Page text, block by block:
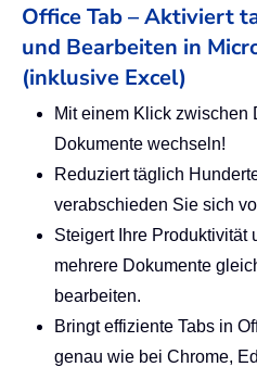
Office Tab – Aktiviert
und Bearbeiten in
(inklusive Excel)
Mit einem Klick zwischen
Dokumente wechseln!
Reduziert täglich
verabschieden Sie sich
Steigert Ihre Produktivität
mehrere Dokumente
bearbeiten.
Bringt effiziente Tabs in
genau wie bei Chrome,